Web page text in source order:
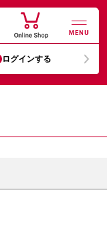
MENU
ログインする